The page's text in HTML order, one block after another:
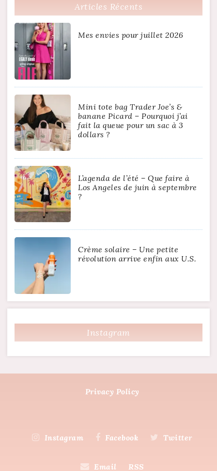
Articles Récents
Mes envies pour juillet 2026
Mini tote bag Trader Joe’s &
banane Picard – Pourquoi j’ai
fait la queue pour un sac à 3
dollars ?
L’agenda de l’été – Que faire à
Los Angeles de juin à septembre
?
Crème solaire – Une petite
révolution arrive enfin aux U.S.
Instagram
Privacy Policy
Instagram Facebook Twitter
Email RSS